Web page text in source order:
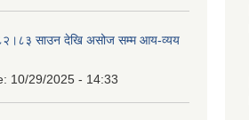
साउन देखि असोज सम्म आय-व्यय
10/29/2025 - 14:33